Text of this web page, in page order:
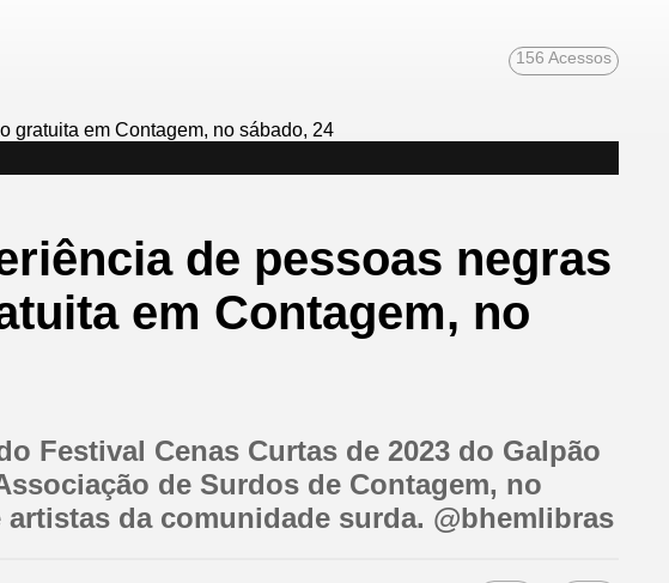
156 Acessos
de pessoas negras
em Contagem, no
Festival Cenas Curtas de 2023 do Galpão
de Surdos de Contagem, no
da comunidade surda. @bhemlibras